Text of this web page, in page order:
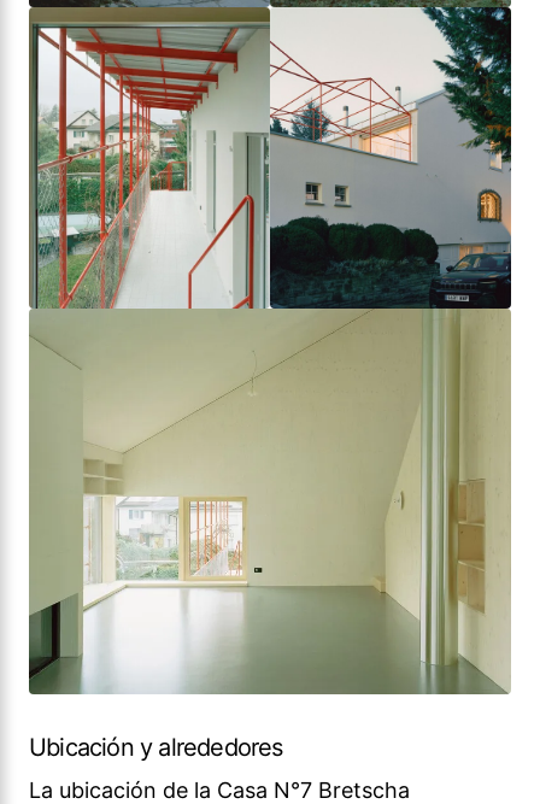
Ubicación y alrededores
La ubicación de la Casa N°7 Bretscha